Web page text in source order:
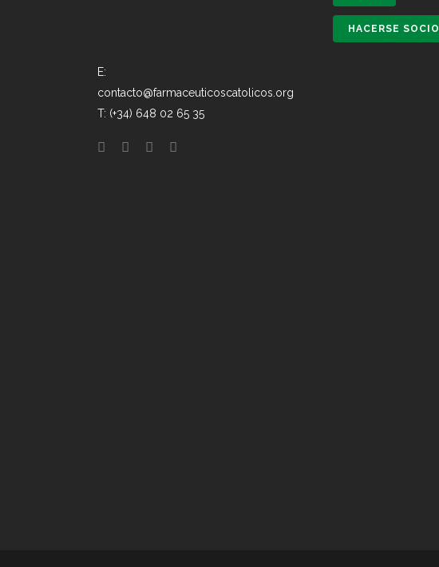
E:
contacto@farmaceuticoscatolicos.org
T: (+34) 648 02 65 35
HACERSE SOCIO